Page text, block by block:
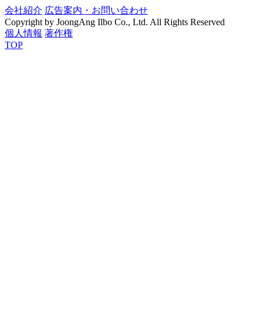
会社紹介 広告案内・お問い合わせ
Copyright by JoongAng Ilbo Co., Ltd. All Rights Reserved
個人情報 著作権
TOP